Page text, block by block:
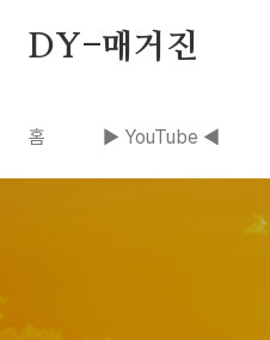
DY-매거진
홈 ▶ YouTube ◀